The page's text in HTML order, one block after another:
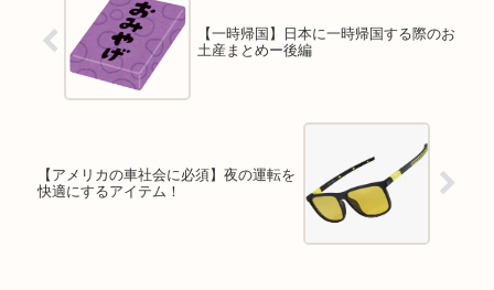
【一時帰国】日本に一時帰国する際のお
土産まとめー後編
【アメリカの車社会に必須】夜の運転を
快適にするアイテム！